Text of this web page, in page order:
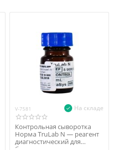
V-7581 На складе
Контрольная сыворотка
Норма TruLab N — реагент
диагностический для